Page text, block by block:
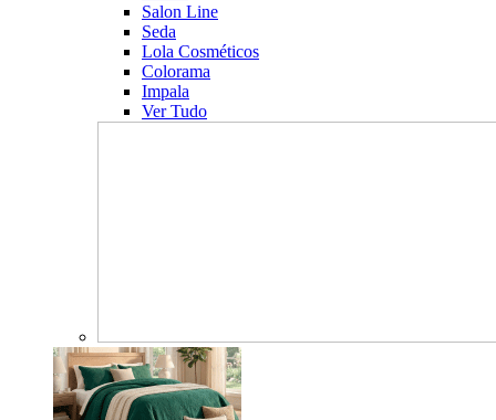
Salon Line
Seda
Lola Cosméticos
Colorama
Impala
Ver Tudo